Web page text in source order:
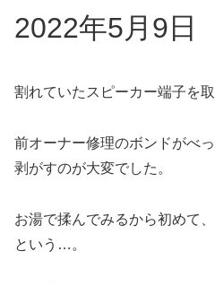
2022年5月9日
割れていたスピーカー端子を
前オーナー修理のボンドがべ
剥がすのが大変でした。
お湯で揉んでみるから初めて
という…。